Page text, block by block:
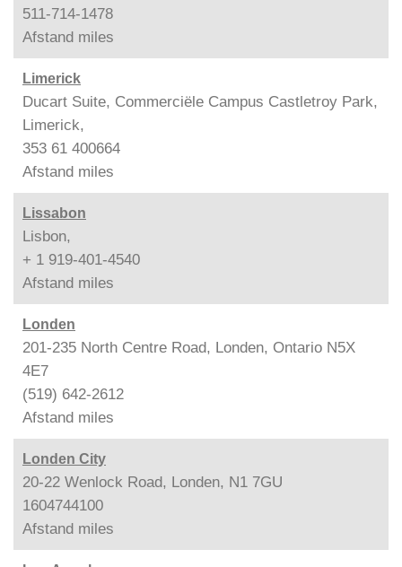
511-714-1478
Afstand miles
Limerick
Ducart Suite, Commerciële Campus Castletroy Park,
Limerick,
353 61 400664
Afstand miles
Lissabon
Lisbon,
+ 1 919-401-4540
Afstand miles
Londen
201-235 North Centre Road, Londen, Ontario N5X
4E7
(519) 642-2612
Afstand miles
Londen City
20-22 Wenlock Road, Londen, N1 7GU
1604744100
Afstand miles